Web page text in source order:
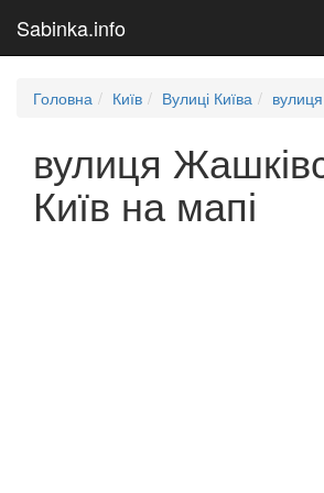
Sabinka.info
Головна Київ Вулиці Київа
вулиця
Київ на мапі